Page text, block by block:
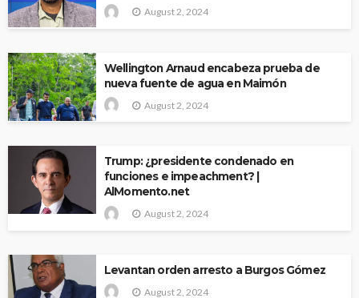
August 2, 2024
Wellington Arnaud encabeza prueba de
nueva fuente de agua en Maimón
August 2, 2024
Trump: ¿presidente condenado en
funciones e impeachment? |
AlMomento.net
August 2, 2024
Levantan orden arresto a Burgos Gómez
August 2, 2024